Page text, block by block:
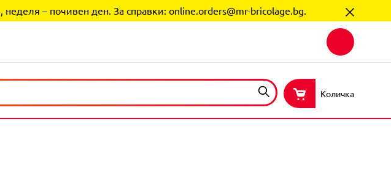
неделя – почивен ден. За справки: online.orders@mr-bricolage.bg.
Количка